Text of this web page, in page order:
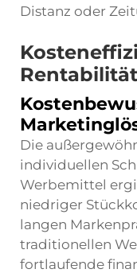
Distanz oder
Rentabilität
Die
individuellen
Werbemittel
niedriger
langen
traditionellen
fortlaufende